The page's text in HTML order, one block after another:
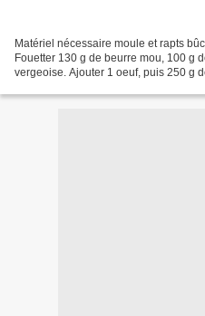
Matériel nécessaire moule et rapts
Fouetter 130 g de beurre mou, 100 g
vergeoise. Ajouter 1 oeuf, puis 250 g